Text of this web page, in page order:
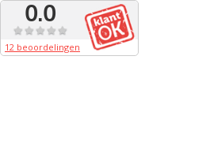
0.0
12 beoordelingen